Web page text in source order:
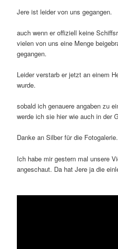
Jere ist leider von uns gegangen.
auch wenn er offiziell keine
vielen von uns eine Menge
gegangen.
Leider verstarb er jetzt an einem
wurde.
sobald ich genauere angaben zu
werde ich sie hier wie auch in der
Danke an Silber für die Fotogalerie.
Ich habe mir gestern mal unsere
angeschaut. Da hat Jere ja die